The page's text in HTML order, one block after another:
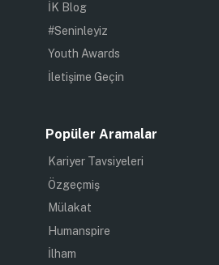
İK Blog
#Seninleyiz
Youth Awards
İletişime Geçin
Popüler Aramalar
Kariyer Tavsiyeleri
Özgeçmiş
Mülakat
Humanspire
İlham